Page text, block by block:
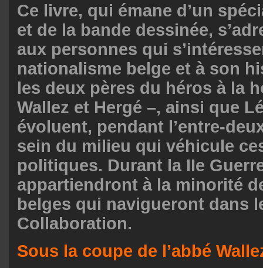
Ce livre, qui émane d’un
et de la bande dessinée,
aux personnes qui
nationalisme belge et à son
les deux pères du héros à la
Wallez et Hergé –, ainsi que
évoluent, pendant l’entre-
sein du milieu qui véhicule
politiques. Durant la IIe
appartiendront à la minorité
belges qui navigueront dans
Collaboration.
Sous la coupe de l’abbé